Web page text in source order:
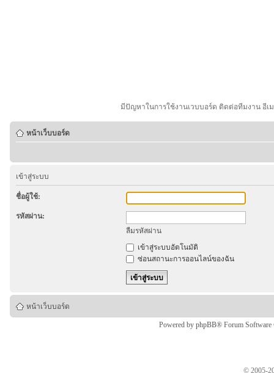
มีปัญหาในการใช้งานเวบบอร์ด ติดต่อทีมงาน อีเ
หน้าเว็บบอร์ด
เข้าสู่ระบบ
ชื่อผู้ใช้:
รหัสผ่าน:
ลืมรหัสผ่าน
เข้าสู่ระบบอัตโนมัติ
ซ่อนสถานะการออนไลน์ของฉัน
หน้าเว็บบอร์ด
Powered by phpBB® Forum
© 2005-